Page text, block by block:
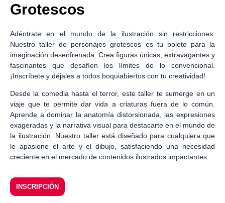
Grotescos
Adéntrate en el mundo de la ilustración sin restricciones.
Nuestro taller de personajes grotescos es tu boleto para la
imaginación desenfrenada. Crea figuras únicas, extravagantes y
fascinantes que desafíen los límites de lo convencional.
¡Inscríbete y déjales a todos boquiabiertos con tu creatividad!
Desde la comedia hasta el terror, este taller te sumerge en un
viaje que te permite dar vida a criaturas fuera de lo común.
Aprende a dominar la anatomía distorsionada, las expresiones
exageradas y la narrativa visual para destacarte en el mundo de
la ilustración. Nuestro taller está diseñado para cualquiera que
le apasione el arte y el dibujo, satisfaciendo una necesidad
creciente en el mercado de contenidos ilustrados impactantes.
INSCRIPCIÓN